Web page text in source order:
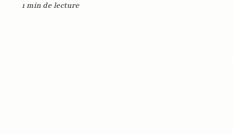
1 min de lecture